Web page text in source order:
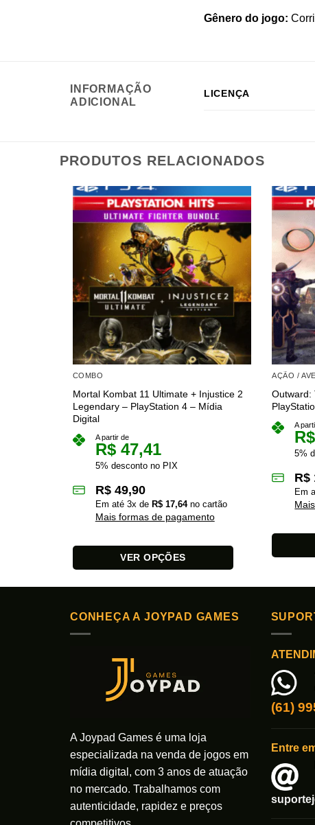
Gênero do jogo:
INFORMAÇÃO
ADICIONAL
LICENÇA
PRODUTOS RELACIONADOS
COMBO
Mortal Kombat 11 Ultimate + Injustice 2
Legendary – PlayStation 4 – Mídia
Digital
A partir de
R$47,41
5% desconto no PIX
R$49,90
Em até 3x de R$17,64no cartão
Mais formas de pagamento
VER OPÇÕES
várias
na
página
do
AÇÃO /
Outward:
A
R$
5%
R$
Em
várias
opções
podem
ser
do
produto
CONHEÇA A JOYPAD GAMES
A Joypad Games é uma loja
especializada na venda de jogos em
mídia digital, com 3 anos de atuação
no mercado. Trabalhamos com
autenticidade, rapidez e preços
(61)
Entre